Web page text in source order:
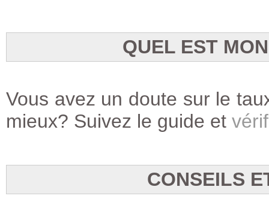
QUEL EST
Vous avez un doute sur le
mieux? Suivez le guide et
CONSEILS